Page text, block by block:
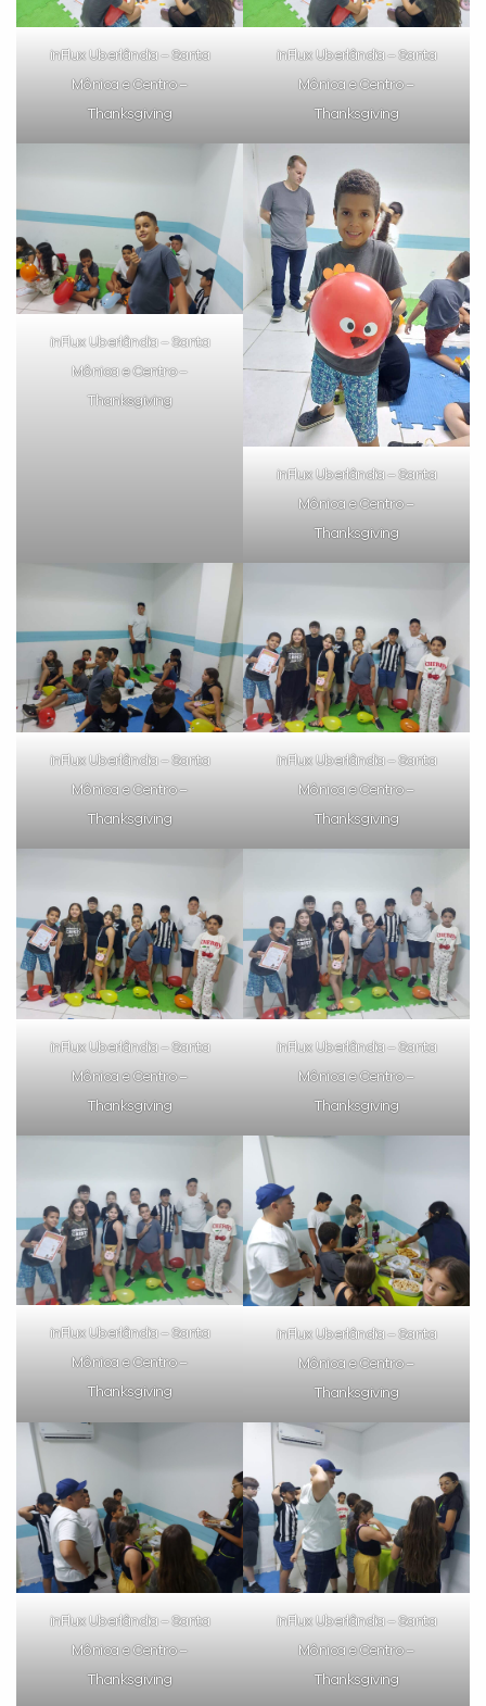
inFlux Uberlândia – Santa
Mônica e Centro –
Thanksgiving
inFlux Uberlândia – Santa
Mônica e Centro –
Thanksgiving
inFlux Uberlândia – Santa
Mônica e Centro –
Thanksgiving
inFlux Uberlândia – Santa
Mônica e Centro –
Thanksgiving
inFlux Uberlândia – Santa
Mônica e Centro –
Thanksgiving
inFlux Uberlândia – Santa
Mônica e Centro –
Thanksgiving
inFlux Uberlândia – Santa
Mônica e Centro –
Thanksgiving
inFlux Uberlândia – Santa
Mônica e Centro –
Thanksgiving
inFlux Uberlândia – Santa
Mônica e Centro –
Thanksgiving
inFlux Uberlândia – Santa
Mônica e Centro –
Thanksgiving
inFlux Uberlândia – Santa
Mônica e Centro –
Thanksgiving
inFlux Uberlândia – Santa
Mônica e Centro –
Thanksgiving